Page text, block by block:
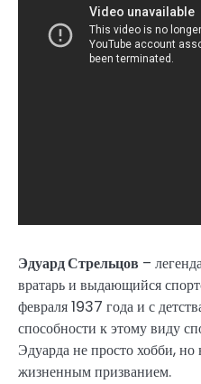
Эдуард Стрельцов –
вратарь и выдающийся
февраля 1937 года и с
способности к этому виду
Эдуарда не просто хобби,
жизненным призванием.